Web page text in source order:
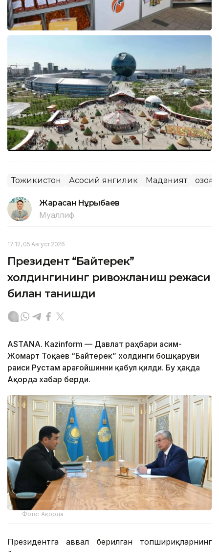
Тожикистон Асосий янгилик Маданият
Жарасқан Нұрыбаев
Муаллиф
17:12, 05 Август 2026
Президент “Байтерек”
холдингининг ривожланиш режаси
билан танишди
ASTANА. Каzinform — Давлат раҳбари Қасим-
Жомарт Тоқаев “Байтерек” холдинги бошқаруви
раиси Рустам Қарағойшинни қабул қилди. Бу ҳақда
Ақорда хабар берди.
Фото: Ақорда
Президентга аввал берилган топшириқларнинг